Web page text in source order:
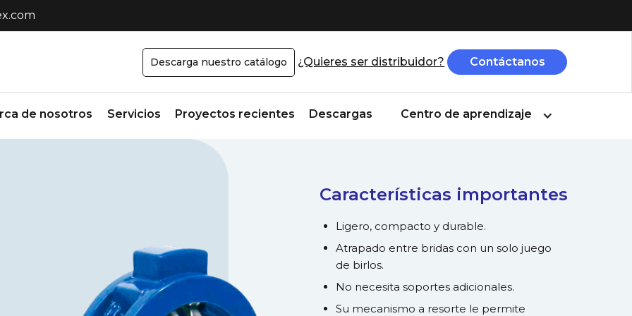
Descarga nuestro catálogo ¿Quieres ser distribuidor? Contáctanos
de nosotros Servicios Proyectos recientes Descargas Centro de aprendizaje
Características importantes
Ligero, compacto y durable.
Atrapado entre bridas con un solo juego
de birlos.
No necesita soportes adicionales.
Su mecanismo a resorte le permite